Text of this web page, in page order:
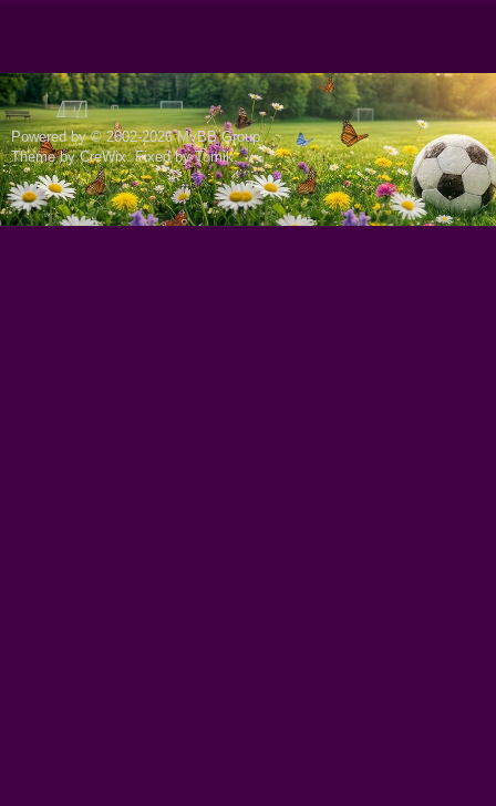
Powered by © 2002-2026MyBB Group.
Theme byCreWix. Fixed byTomik.